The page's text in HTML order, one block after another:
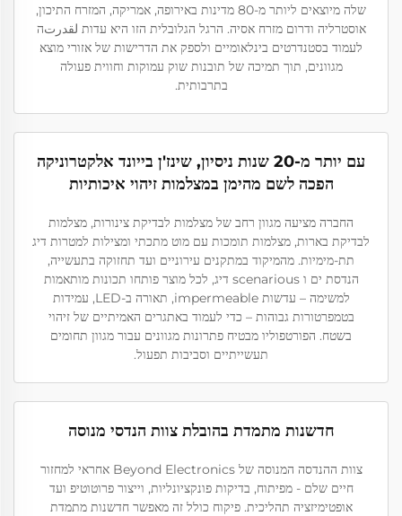
שלה מיוצאים ליותר מ-80 מדינות באירופה, אמריקה, המזרח התיכון,
אוסטרליה ודרום מזרח אסיה. הרגל הגלובלית הזו היא עדות لقدرتה
לעמוד בסטנדרטים בינלאומיים ולספק את הדרישות של אזורי מוצא
מגוונים, תוך תמיכה של תובנות שוק עמוקות וחווית פעולה
בתרבותית.
עם יותר מ-20 שנות ניסיון, שינז'ן בייונד אלקטרוניקה
הפכה לשם מהימן במצלמות זיהוי איכותיות
החברה מציעה מגוון רחב של מצלמות לבדיקת צינורות, מצלמות
לבדיקת בארות, מצלמות תומכות עם מוט מתכתי ומצילות למטרות דיג
תת-מימיות. מהמיקוד במתקנים עירוניים ועד תחזוקה בתעשייה,
הנדסת ים ו scenarious דיג, לכל מוצר פותחו תכונות מותאמות
למשימה – עדשות impermeable, תאורה ב-LED, עמידות
בטמפרטורות גבוהות – כדי לעמוד באתגרים האמיתיים של זיהוי
בשטח. הפורטפוליו מבטיח פתרונות מגוונים עבור מגוון תחומים
תעשייתיים וסביבות תפעול.
חדשנות מתמדת בהובלת צוות הנדסי מנוסה
צוות ההנדסה המנוסה של Beyond Electronics אחראי למחזור
חיים שלם - מפיתוח, בדיקות פונקציונליות, וייצור פרוטוטיפ ועד
אופטימיזציה תהליכית. פיקוח כולל זה מאפשר חדשנות מתמדת